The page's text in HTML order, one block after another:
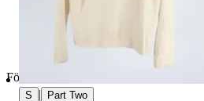
Företag
S | Part Two